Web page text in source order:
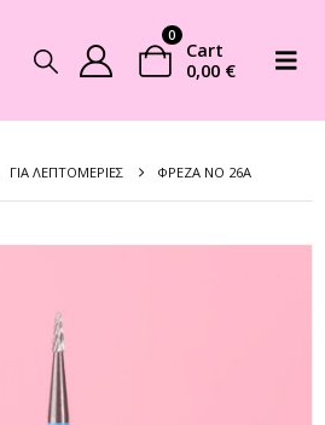
0
Cart
0,00 €
ΓΙΑ ΛΕΠΤΟΜΈΡΙΕΣ ΦΡΈΖΑ NO 26A